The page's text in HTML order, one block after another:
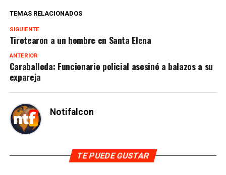
TEMAS RELACIONADOS
SIGUIENTE
Tirotearon a un hombre en Santa Elena
ANTERIOR
Caraballeda: Funcionario policial asesinó a balazos a su
expareja
Notifalcon
TE PUEDE GUSTAR